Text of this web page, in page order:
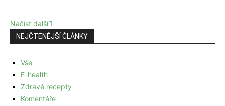
Načíst další
NEJČTENĚJŠÍ ČLÁNKY
Vše
E-health
Zdravé recepty
Komentáře